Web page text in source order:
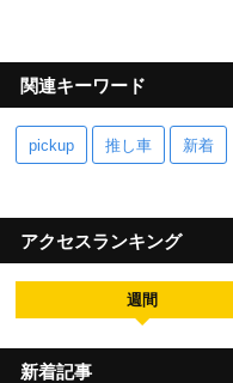
関連キーワード
pickup 推し車 新着
アクセスランキング
週間
新着記事